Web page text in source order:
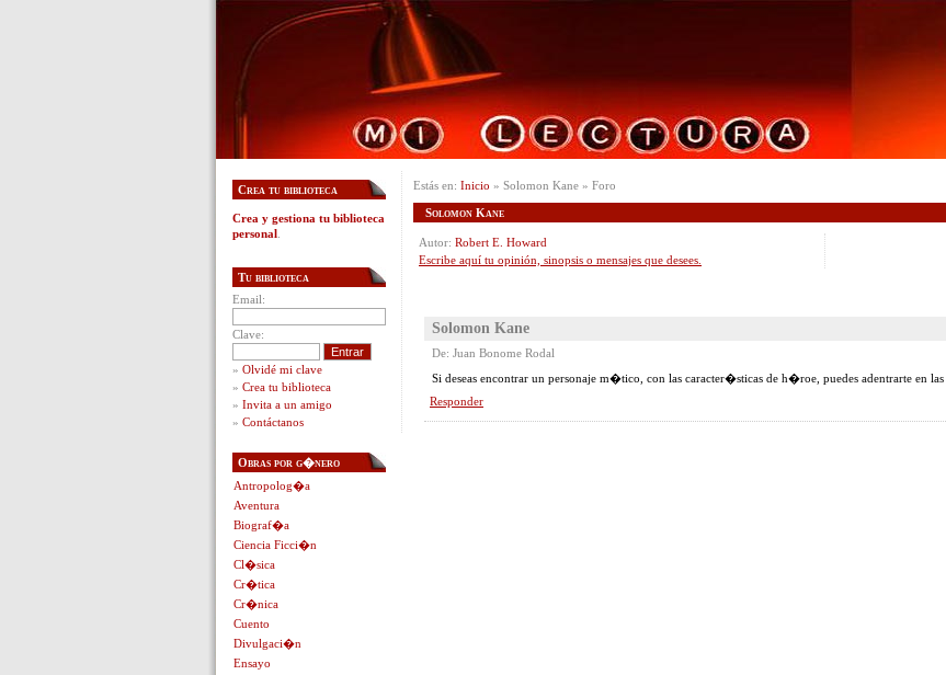
Estás en: Inicio » Solomon Kane » Foro
Solomon Kane
Autor: Robert E. Howard
Escribe aquí tu opinión, sinopsis o mensajes que desees.
Solomon Kane
De: Juan Bonome Rodal
Si deseas encontrar un personaje m�tico, con las caracter�sticas de h�roe, puedes adentrarte en las
Responder
Crea tu biblioteca
Crea y gestiona tu biblioteca
personal
Tu biblioteca
Email:
Clave:
» Olvidé mi clave
» Crea tu biblioteca
» Invita a un amigo
» Contáctanos
Obras por g�nero
Antropolog�a
Aventura
Biograf�a
Ciencia Ficci�n
Cl�sica
Cr�tica
Cr�nica
Cuento
Divulgaci�n
Ensayo